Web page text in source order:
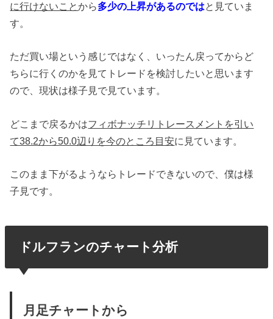
に行けないことから多少の上昇があるのではと見ていま
す。
ただ買い場という感じではなく、いったん戻ってからど
ちらに行くのかを見てトレードを検討したいと思います
ので、現状は様子見で見ています。
どこまで戻るかはフィボナッチリトレースメントを引い
て38.2から50.0辺りを今のところ目安に見ています。
このまま下がるようならトレードできないので、僕は様
子見です。
ドルフランのチャート分析
月足チャートから